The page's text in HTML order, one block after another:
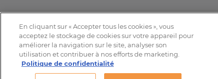
En cliquant sur « Accepter tous les cookies », vous
acceptez le stockage de cookies sur votre appareil pour
améliorer la navigation sur le site, analyser son
utilisation et contribuer à nos efforts de marketing.
Politique de confidentialité